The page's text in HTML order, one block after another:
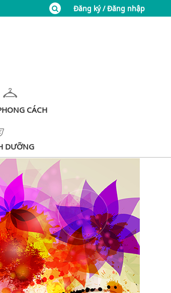
Đăng ký / Đăng nhập
CÁCH
DƯỠNG